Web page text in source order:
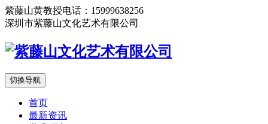
紫藤山黄教授电话：15999638256
深圳市紫藤山文化艺术有限公司
切换导航
首页
最新资讯